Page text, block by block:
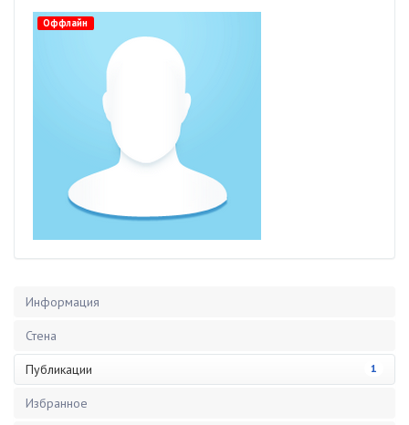
Оффлайн
Информация
Стена
Публикации 1
Избранное